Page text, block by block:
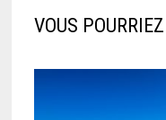
VOUS